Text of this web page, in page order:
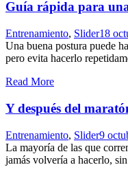
Guía rápida para
Entrenamiento, Slider18
Una buena postura puede
pero evita hacerlo
Read More
Y después del
Entrenamiento, Slider9
La mayoría de las que
jamás volvería a hacerlo,